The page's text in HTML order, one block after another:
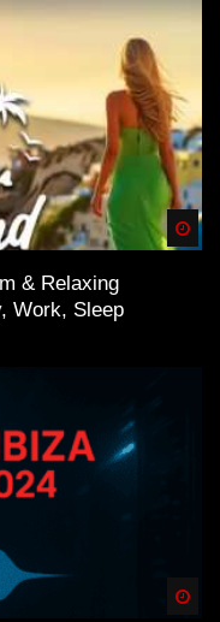
& Relaxing
Work, Sleep